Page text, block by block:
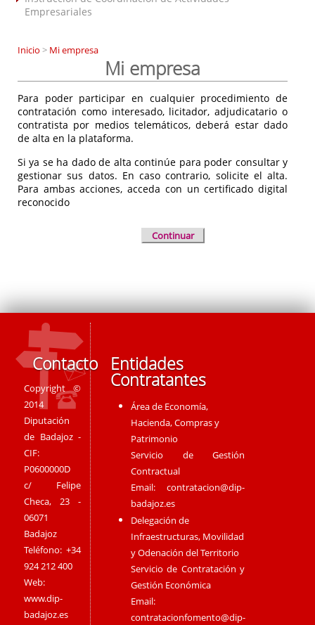
Empresariales
Inicio > Mi empresa
Mi empresa
Para poder participar en cualquier procedimiento de
contratación como interesado, licitador, adjudicatario o
contratista por medios telemáticos, deberá estar dado
de alta en la plataforma.
Si ya se ha dado de alta continúe para poder consultar y
gestionar sus datos. En caso contrario, solicite el alta.
Para ambas acciones, acceda con un certificado digital
reconocido
Continuar
Contacto
Copyright ©
2014
Diputación
de Badajoz -
CIF:
P0600000D
c/ Felipe
Checa, 23 -
06071
Badajoz
Teléfono: +34
924 212 400
Web:
www.dip-
badajoz.es
Entidades
Contratantes
Área de Economía,
Hacienda, Compras y
Patrimonio
Servicio de Gestión
Contractual
Email:contratacion@dip-
badajoz.es
Delegación de
Infraestructuras, Movilidad
y Odenación del Territorio
Servicio de Contratación y
Gestión Económica
Email:
contratacionfomento@dip-